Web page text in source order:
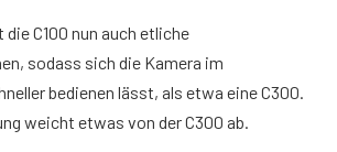
C100 nun auch etliche
sodass sich die Kamera im
bedienen lässt, als etwa eine C300.
weicht etwas von der C300 ab.